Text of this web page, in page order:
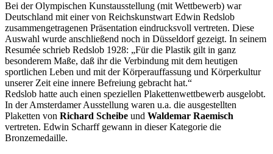
Bei der Olympischen Kunstausstellung (mit Wettbewerb) war
Deutschland mit einer von Reichskunstwart Edwin Redslob
zusammengetragenen Präsentation eindrucksvoll vertreten. Diese
Auswahl wurde anschließend noch in Düsseldorf gezeigt. In seinem
Resumée schrieb Redslob 1928: „Für die Plastik gilt in ganz
besonderem Maße, daß ihr die Verbindung mit dem heutigen
sportlichen Leben und mit der Körperauffassung und Körperkultur
unserer Zeit eine innere Befreiung gebracht hat.“
Redslob hatte auch einen speziellen Plakettenwettbewerb ausgelobt.
In der Amsterdamer Ausstellung waren u.a. die ausgestellten
Plaketten von Richard Scheibe und Waldemar Raemisch
vertreten. Edwin Scharff gewann in dieser Kategorie die
Bronzemedaille.